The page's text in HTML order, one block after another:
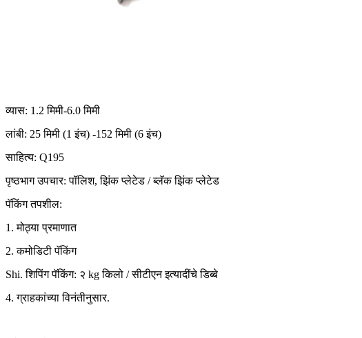
व्यास: 1.2 मिमी-6.0 मिमी
लांबी: 25 मिमी (1 इंच) -152 मिमी (6 इंच)
साहित्य: Q195
पृष्ठभाग उपचार: पॉलिश, झिंक प्लेटेड / ब्लॅक झिंक प्लेटेड
पॅकिंग तपशील:
1. मोठ्या प्रमाणात
2. कमोडिटी पॅकिंग
Shi. ​​शिपिंग पॅकिंग: २ kg किलो / सीटीएन इत्यादींचे डिब्बे
4. ग्राहकांच्या विनंतीनुसार.